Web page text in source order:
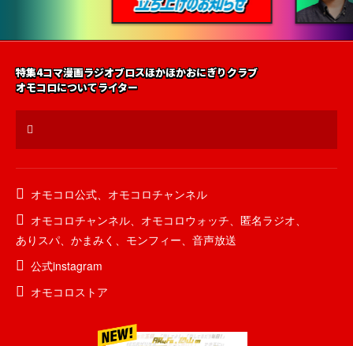
特集4コマ漫画ラジオブロスほかほかおにぎりクラブ
オモコロについてライター
オモコロ公式
オモコロチャンネル
オモコロチャンネル
オモコロウォッチ 匿名ラジオ
ありスパ
かまみく モンフィー
音声放送
公式instagram
オモコロストア